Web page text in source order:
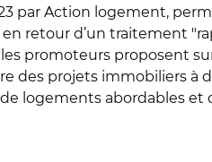
par Action logement,
retour d’un traitement
promoteurs proposent
des projets immobiliers à
logements abordables et